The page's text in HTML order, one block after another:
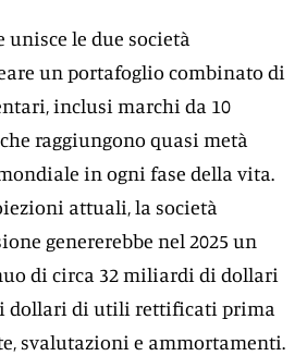
unisce le due società
un portafoglio combinato di
inclusi marchi da 10
raggiungono quasi metà
in ogni fase della vita.
attuali, la società
genererebbe nel 2025 un
di circa 32 miliardi di dollari
dollari di utili rettificati prima
svalutazioni e ammortamenti.